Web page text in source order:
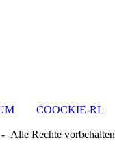
COOCKIE-RL
Alle Rechte vorbehalten